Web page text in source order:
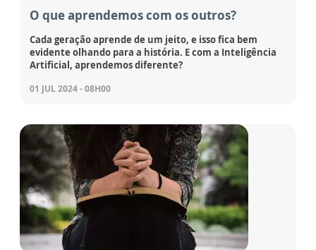
O que aprendemos com os outros?
Cada geração aprende de um jeito, e isso fica bem
evidente olhando para a história. E com a Inteligência
Artificial, aprendemos diferente?
01 JUL 2024 - 08H00